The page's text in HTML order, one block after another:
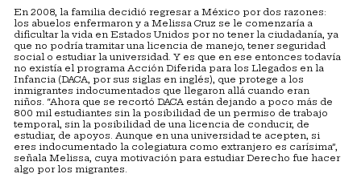
En 2008, la familia decidió regresar a México por dos razones:
los abuelos enfermaron y a Melissa Cruz se le comenzaría a
dificultar la vida en Estados Unidos por no tener la ciudadanía, ya
que no podría tramitar una licencia de manejo, tener seguridad
social o estudiar la universidad. Y es que en ese entonces todavía
no existía el programa Acción Diferida para los Llegados en la
Infancia (DACA, por sus siglas en inglés), que protege a los
inmigrantes indocumentados que llegaron allá cuando eran
niños. “Ahora que se recortó DACA están dejando a poco más de
800 mil estudiantes sin la posibilidad de un permiso de trabajo
temporal, sin la posibilidad de una licencia de conducir, de
estudiar, de apoyos. Aunque en una universidad te acepten, si
eres indocumentado la colegiatura como extranjero es carísima”,
señala Melissa, cuya motivación para estudiar Derecho fue hacer
algo por los migrantes.